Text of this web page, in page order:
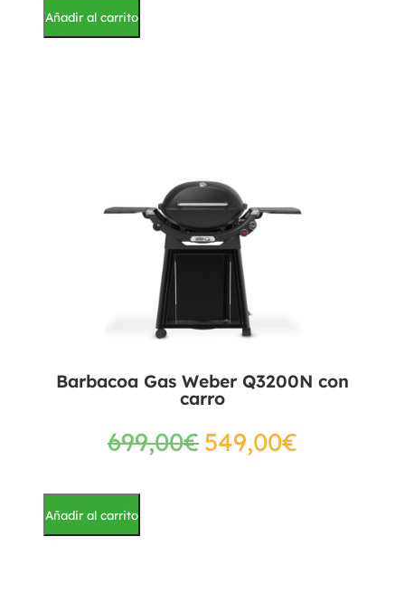
Añadir al carrito
Barbacoa Gas Weber Q3200N con
carro
699,00€ 549,00€
Añadir al carrito